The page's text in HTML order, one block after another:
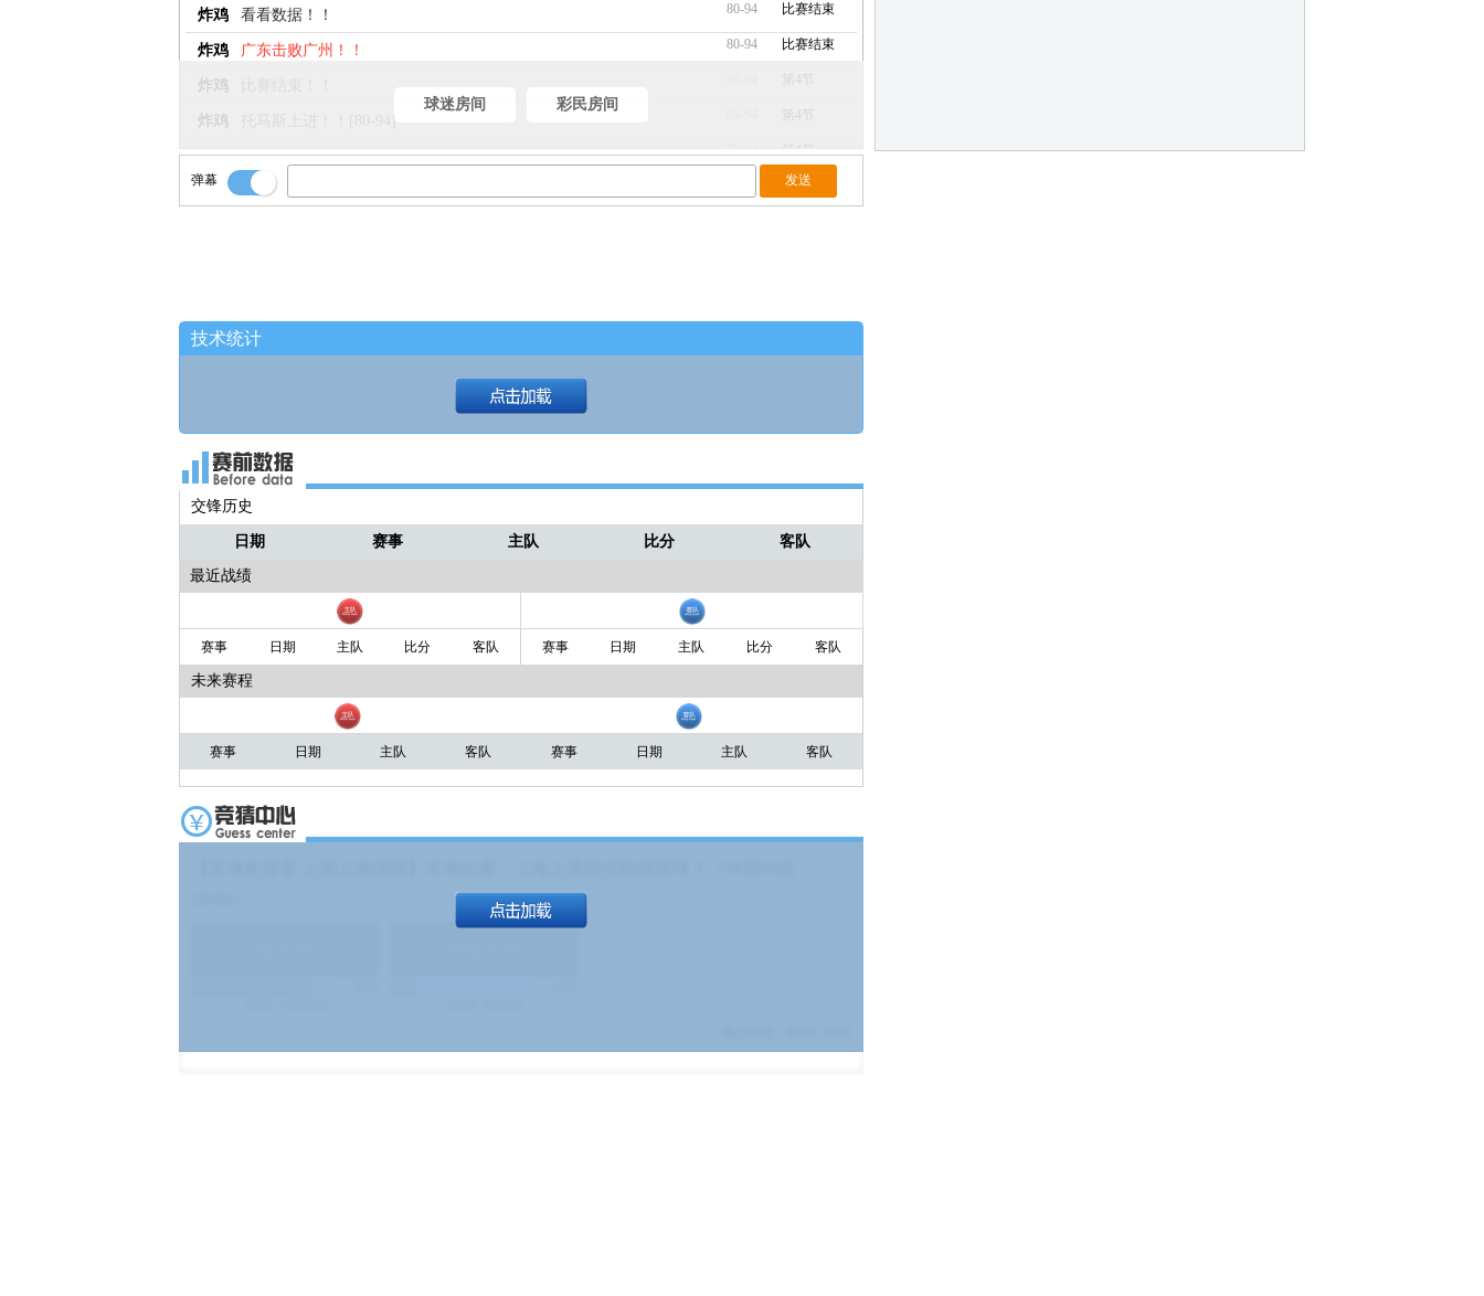
炸鸡 看看数据！！ 80-94 比赛结束
炸鸡 广东击败广州！！ 80-94 比赛结束
炸鸡 第4节
炸鸡 第4节
炸鸡 长甩前场！！ 78-94 第4节
炸鸡 飞非下手又给掏了！！ 第4节
球迷房间 彩民房间
弹幕
技术统计
交锋历史
日期 赛事 主队 比分 客队
最近战绩
赛事 日期 主队 比分 客队 赛事 日期 主队 比分 客队
未来赛程
赛事 日期 主队 客队 赛事 日期 主队 客队